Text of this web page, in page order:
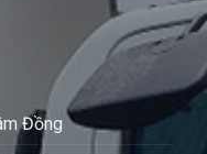
Đồng